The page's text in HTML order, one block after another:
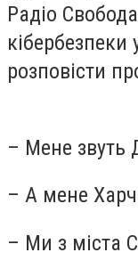
Радіо
кібербезпеки
розповісти
– Мене
– А мене
– Ми з міста